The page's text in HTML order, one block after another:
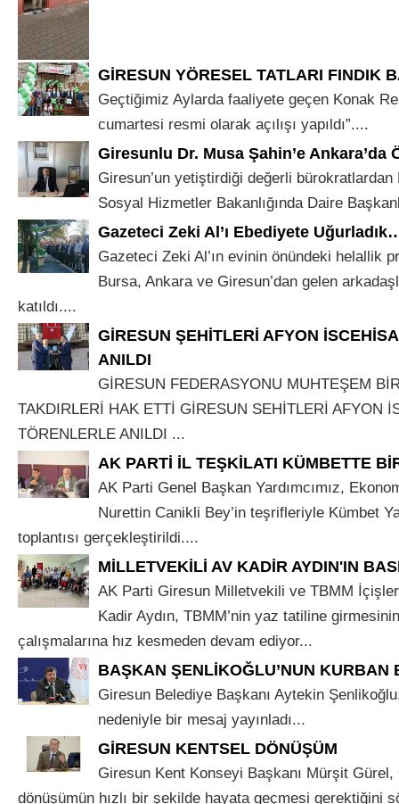
GİRESUN YÖRESEL TATLARI FINDIK
Geçtiğimiz Aylarda faaliyete geçen Konak
cumartesi resmi olarak açılışı yapıldı”....
Giresunlu Dr. Musa Şahin’e Ankara’da
Giresun’un yetiştirdiği değerli
Sosyal Hizmetler Bakanlığında Daire
Gazeteci Zeki Al’ı Ebediyete
Gazeteci Zeki Al’ın evinin önündeki helallik
Bursa, Ankara ve Giresun’dan gelen
katıldı....
GİRESUN ŞEHİTLERİ AFYON
ANILDI
GİRESUN FEDERASYONU MUHTEŞEM
TAKDIRLERİ HAK ETTİ GİRESUN SEHİTLERİ AFYON
TÖRENLERLE ANILDI ...
AK PARTİ İL TEŞKİLATI KÜMBETTE
AK Parti Genel Başkan Yardımcımız,
Nurettin Canikli Bey’in teşrifleriyle Kümbet
toplantısı gerçekleştirildi....
MİLLETVEKİLİ AV KADİR AYDIN'IN
AK Parti Giresun Milletvekili ve TBMM
Kadir Aydın, TBMM’nin yaz tatiline
çalışmalarına hız kesmeden devam ediyor...
BAŞKAN ŞENLİKOĞLU’NUN KURBAN
Giresun Belediye Başkanı Aytekin
nedeniyle bir mesaj yayınladı...
GİRESUN KENTSEL DÖNÜŞÜM
Giresun Kent Konseyi Başkanı Mürşit Gürel,
dönüşümün hızlı bir şekilde hayata geçmesi gerektiğini